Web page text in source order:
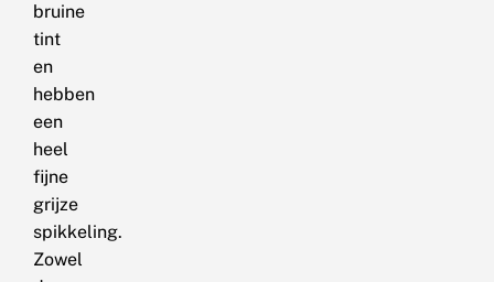
bruine
tint
en
hebben
een
heel
fijne
grijze
spikkeling.
Zowel